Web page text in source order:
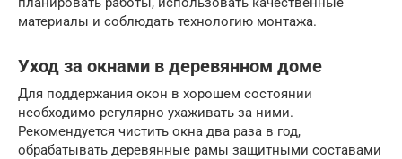
материалы и соблюдать технологию монтажа.
Уход за окнами в деревянном доме
Для поддержания окон в хорошем состоянии
необходимо регулярно ухаживать за ними.
Рекомендуется чистить окна два раза в год,
обрабатывать деревянные рамы защитными составами